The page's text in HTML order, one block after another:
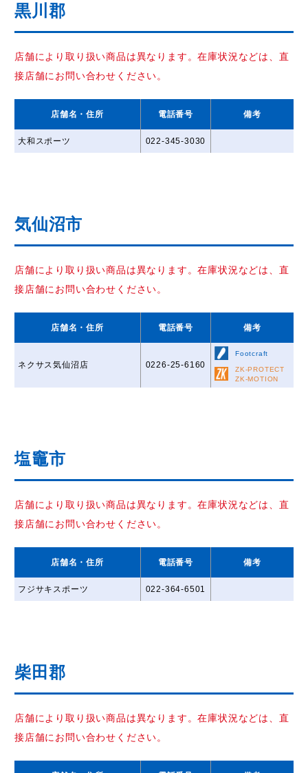
黒川郡
店舗により取り扱い商品は異なります。在庫状況などは、直
接店舗にお問い合わせください。
店舗名 ・住所 電話番号 備考
大和スポーツ 022-345-3030
気仙沼市
店舗により取り扱い商品は異なります。在庫状況などは、直
接店舗にお問い合わせください。
店舗名 ・住所 電話番号 備考
ネクサス気仙沼店 0226-25-6160
Footcraft
ZK-PROTECT
ZK-MOTION
塩竈市
店舗により取り扱い商品は異なります。在庫状況などは、直
接店舗にお問い合わせください。
店舗名 ・住所 電話番号 備考
フジサキスポーツ 022-364-6501
柴田郡
店舗により取り扱い商品は異なります。在庫状況などは、直
接店舗にお問い合わせください。